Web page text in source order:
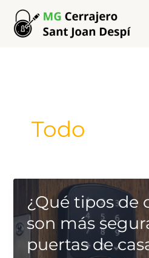
contenido
Todo
¿Qué tipos de
son más
puertas de